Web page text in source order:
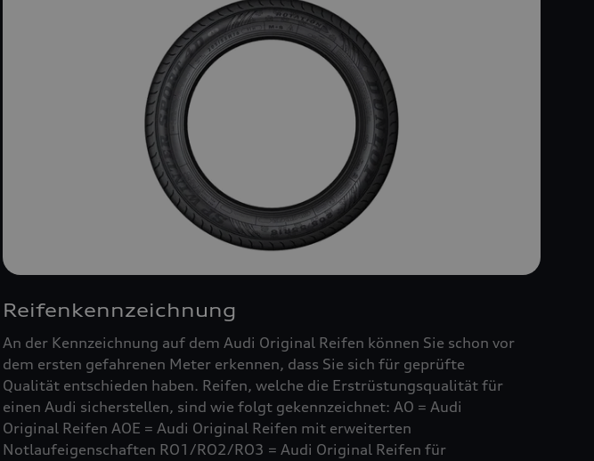
Reifenkennzeichnung
An der Kennzeichnung auf dem Audi Original Reifen können Sie schon vor
dem ersten gefahrenen Meter erkennen, dass Sie sich für geprüfte
Qualität entschieden haben. Reifen, welche die Erstrüstungsqualität für
einen Audi sicherstellen, sind wie folgt gekennzeichnet: AO = Audi
Original Reifen AOE = Audi Original Reifen mit erweiterten
Notlaufeigenschaften RO1/RO2/RO3 = Audi Original Reifen für